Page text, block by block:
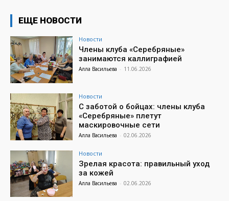
ЕЩЕ НОВОСТИ
Новости
Члены клуба «Серебряные»
занимаются каллиграфией
Алла Васильева - 11.06.2026
Новости
С заботой о бойцах: члены клуба
«Серебряные» плетут
маскировочные сети
Алла Васильева - 02.06.2026
Новости
Зрелая красота: правильный уход
за кожей
Алла Васильева - 02.06.2026